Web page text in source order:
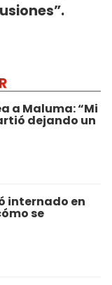
a Maluma: “Mi
dejando un
internado en
se